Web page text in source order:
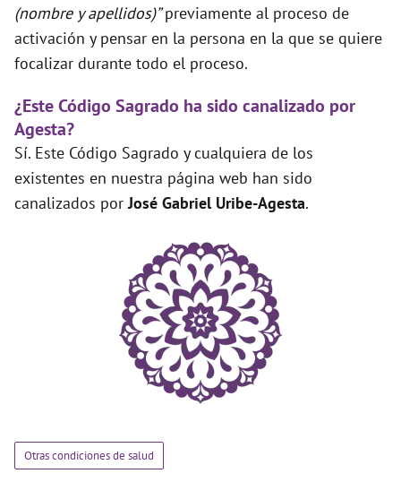
(nombre y apellidos)”previamente al proceso de
activación y pensar en la persona en la que se quiere
focalizar durante todo el proceso.
¿Este Código Sagrado ha sido canalizado por
Agesta?
Sí. Este Código Sagrado y cualquiera de los
existentes en nuestra página web han sido
canalizados porJosé Gabriel Uribe-Agesta.
Otras condiciones de salud